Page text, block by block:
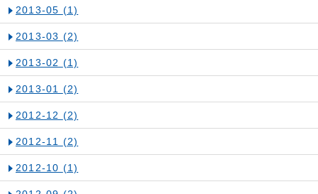
2013-05 (1)
2013-03 (2)
2013-02 (1)
2013-01 (2)
2012-12 (2)
2012-11 (2)
2012-10 (1)